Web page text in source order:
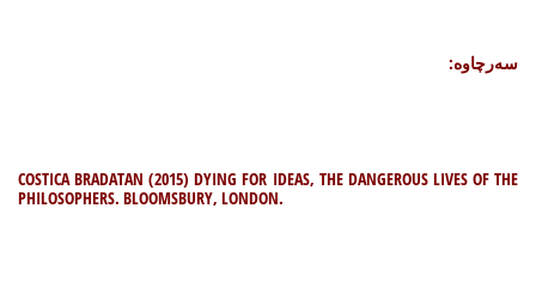
سەرچاوە:
COSTICA BRADATAN (2015) DYING FOR IDEAS, THE DANGEROUS LIVES OF THE
PHILOSOPHERS. BLOOMSBURY, LONDON.